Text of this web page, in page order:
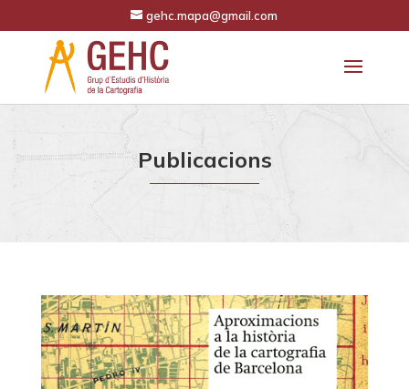
gehc.mapa@gmail.com
Publicacions